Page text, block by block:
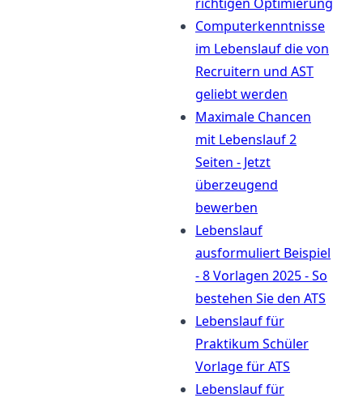
Computerkenntnisse
im Lebenslauf die von
Recruitern und AST
geliebt werden
Maximale Chancen
mit Lebenslauf 2
Seiten - Jetzt
überzeugend
bewerben
Lebenslauf
ausformuliert Beispiel
- 8 Vorlagen 2025 - So
bestehen Sie den ATS
Lebenslauf für
Praktikum Schüler
Vorlage für ATS
Lebenslauf für